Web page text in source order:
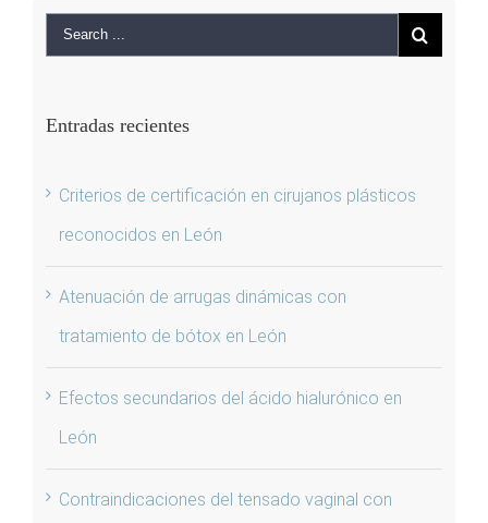
Entradas recientes
Criterios de certificación en cirujanos plásticos
reconocidos en León
Atenuación de arrugas dinámicas con
tratamiento de bótox en León
Efectos secundarios del ácido hialurónico en
León
Contraindicaciones del tensado vaginal con